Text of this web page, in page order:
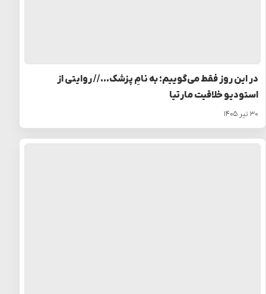
در این روز فقط می‌گوییم: به نامِ پزشک… // روایتی از
استودیو خلاقیت مارتیا
۳۰ تیر ۱۴۰۵